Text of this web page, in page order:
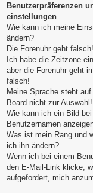
Benutzerpräferenzen
einstellungen
Wie kann ich meine
ändern?
Die Forenuhr geht falsch!
Ich habe die Zeitzone
aber die Forenuhr geht
falsch!
Meine Sprache steht auf
Board nicht zur Auswahl!
Wie kann ich ein Bild
Benutzernamen
Was ist mein Rang und
ich ihn ändern?
Wenn ich bei einem
den E-Mail-Link klicke,
aufgefordert, mich